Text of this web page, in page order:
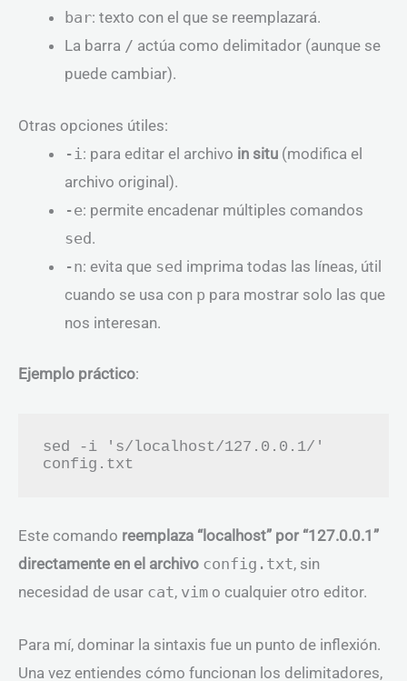
bar: texto con el que se reemplazará.
La barra / actúa como delimitador (aunque se
puede cambiar).
Otras opciones útiles:
-i : para editar el archivo in situ (modifica el
archivo original).
-e: permite encadenar múltiples comandos
sed.
-n: evita que sed imprima todas las líneas, útil
cuando se usa con p para mostrar solo las que
nos interesan.
Ejemplo práctico:
sed -i 's/localhost/127.0.0.1/'
Este comando reemplaza “localhost” por “127.0.0.1”
directamente en el archivo config.txt, sin
necesidad de usar cat, vim o cualquier otro editor.
Para mí, dominar la sintaxis fue un punto de inflexión.
Una vez entiendes cómo funcionan los delimitadores,